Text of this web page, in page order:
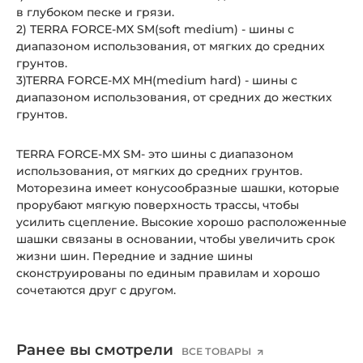
в глубоком песке и грязи.
2) TERRA FORCE-MX SM(soft medium) - шины с
диапазоном использования, от мягких до средних
грунтов.
3)TERRA FORCE-MX MH(medium hard) - шины с
диапазоном использования, от средних до жестких
грунтов.
TERRA FORCE-MX SM- это шины с диапазоном
использования, от мягких до средних грунтов.
Моторезина имеет конусообразные шашки, которые
прорубают мягкую поверхность трассы, чтобы
усилить сцепление. Высокие хорошо расположенные
шашки связаны в основании, чтобы увеличить срок
жизни шин. Передние и задние шины
сконструированы по единым правилам и хорошо
сочетаются друг с другом.
Ранее вы смотрели ВСЕ ТОВАРЫ